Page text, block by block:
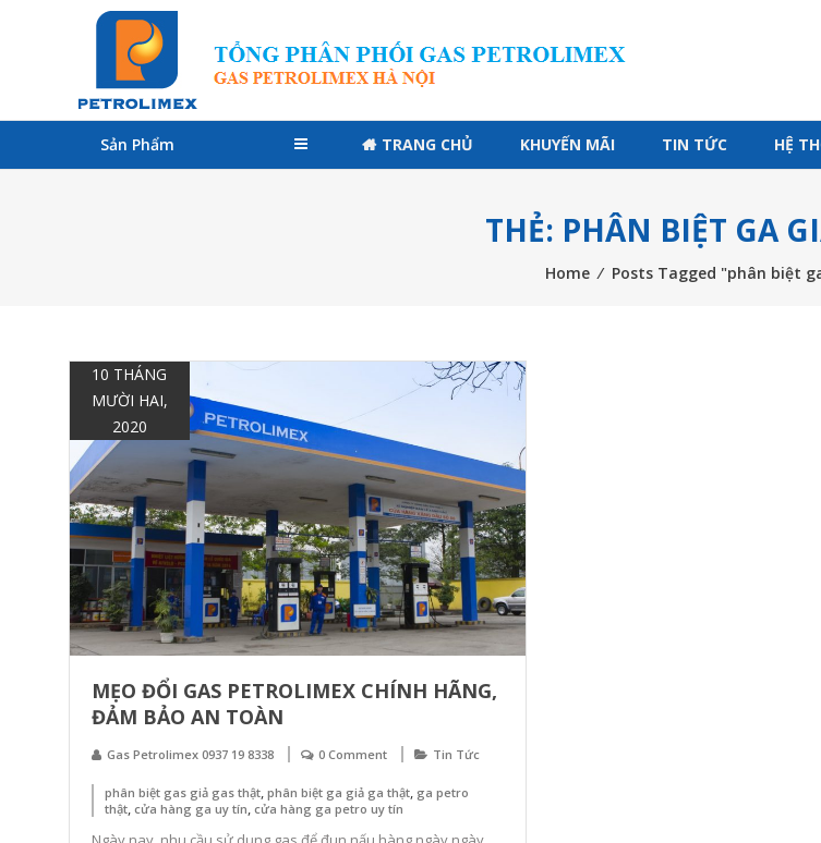
Gas
Petrolimex
Chính
Hãng
Uy
Tín
Hà
Nội
Gas
Petrolimex
Khu
Vực
Hà
Danh
Sách
Cửa
Hàng
Gas
Sản Phẩm TRANG CHỦ KHUYẾN MÃI TIN TỨC HỆ
THẺ: PHÂN BIỆT GA
Home ⁄ Posts Tagged "phân biệt
10 THÁNG
MƯỜI HAI,
2020
MẸO ĐỔI GAS PETROLIMEX CHÍNH HÃNG,
ĐẢM BẢO AN TOÀN
Gas Petrolimex 0937 19 8338 0 Comment Tin Tức
phân biệt gas giả gas thật, phân biệt ga giả ga thật, ga petro
thật, cửa hàng ga uy tín, cửa hàng ga petro uy tín